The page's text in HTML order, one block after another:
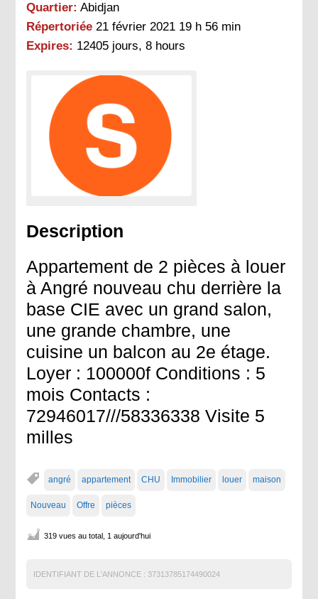
Quartier: Abidjan
Répertoriée 21 février 2021 19 h 56 min
Expires: 12405 jours, 8 hours
Description
Appartement de 2 pièces à louer
à Angré nouveau chu derrière la
base CIE avec un grand salon,
une grande chambre, une
cuisine un balcon au 2e étage.
Loyer : 100000f Conditions : 5
mois Contacts :
72946017///58336338 Visite 5
milles
angré appartement CHU Immobilier louer maison
Nouveau Offre pièces
319 vues au total, 1 aujourd'hui
IDENTIFIANT DE L'ANNONCE : 37313785174490024